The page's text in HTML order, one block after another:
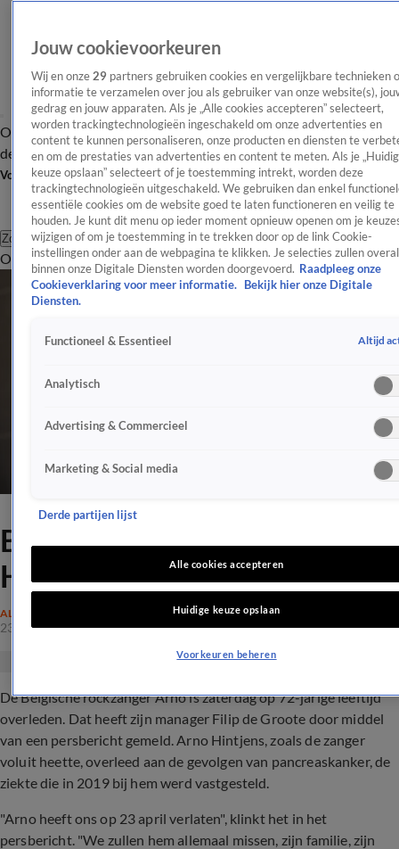
OverzichtAfleveringen Entertainment TV Algemeen
Tip
de redactieNieuwsbrief
Volg Shownieuws
Zoeken
OverzichtEntertainmentSpraakmakendRealityCrimeVideo's
Belgische rockzanger Arno
Hintjens overleden
ALGEMEEN
23 apr 2022, 18:11
De Belgische rockzanger Arno is zaterdag op 72-jarige leeftijd
overleden. Dat heeft zijn manager Filip de Groote door middel
van een persbericht gemeld. Arno Hintjens, zoals de zanger
voluit heette, overleed aan de gevolgen van pancreaskanker, de
ziekte die in 2019 bij hem werd vastgesteld.
"Arno heeft ons op 23 april verlaten", klinkt het in het
persbericht. "We zullen hem allemaal missen, zijn familie, zijn
Jouw cookievoorkeuren
Wij en onze 29 partners gebruiken cookies en vergelijkbare technieken
informatie te verzamelen over jou als gebruiker van onze website(s),
gedrag en jouw apparaten. Als je „Alle cookies accepteren” selecteert,
worden trackingtechnologieën ingeschakeld om onze advertenties en
content te kunnen personaliseren, onze producten en diensten te
en om de prestaties van advertenties en content te meten. Als je
keuze opslaan” selecteert of je toestemming intrekt, worden deze
trackingtechnologieën uitgeschakeld. We gebruiken dan enkel
essentiële cookies om de website goed te laten functioneren en veilig te
houden. Je kunt dit menu op ieder moment opnieuw openen om je
wijzigen of om je toestemming in te trekken door op de link Cookie-
instellingen onder aan de webpagina te klikken. Je selecties zullen overal
binnen onze Digitale Diensten worden doorgevoerd. Raadpleeg onze
Cookieverklaring voor meer informatie.
Bekijk hier onze Digitale
Diensten.
Functioneel & Essentieel Altijd
Analytisch
Advertising & Commercieel
Marketing & Social media
Derde partijen lijst
Alle cookies accepteren
Huidige keuze opslaan
Voorkeuren beheren